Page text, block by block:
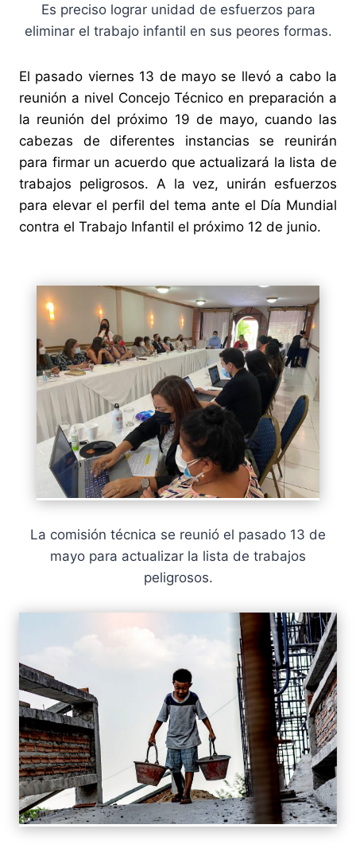
Es preciso lograr unidad de esfuerzos para
eliminar el trabajo infantil en sus peores formas.
El pasado viernes 13 de mayo se llevó a cabo la
reunión a nivel Concejo Técnico en preparación a
la reunión del próximo 19 de mayo, cuando las
cabezas de diferentes instancias se reunirán
para firmar un acuerdo que actualizará la lista de
trabajos peligrosos. A la vez, unirán esfuerzos
para elevar el perfil del tema ante el Día Mundial
contra el Trabajo Infantil el próximo 12 de junio.
La comisión técnica se reunió el pasado 13 de
mayo para actualizar la lista de trabajos
peligrosos.